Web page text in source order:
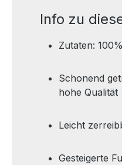
Info zu
Zutaten:
Schonend
hohe Qualität
Leicht
Gesteigerte